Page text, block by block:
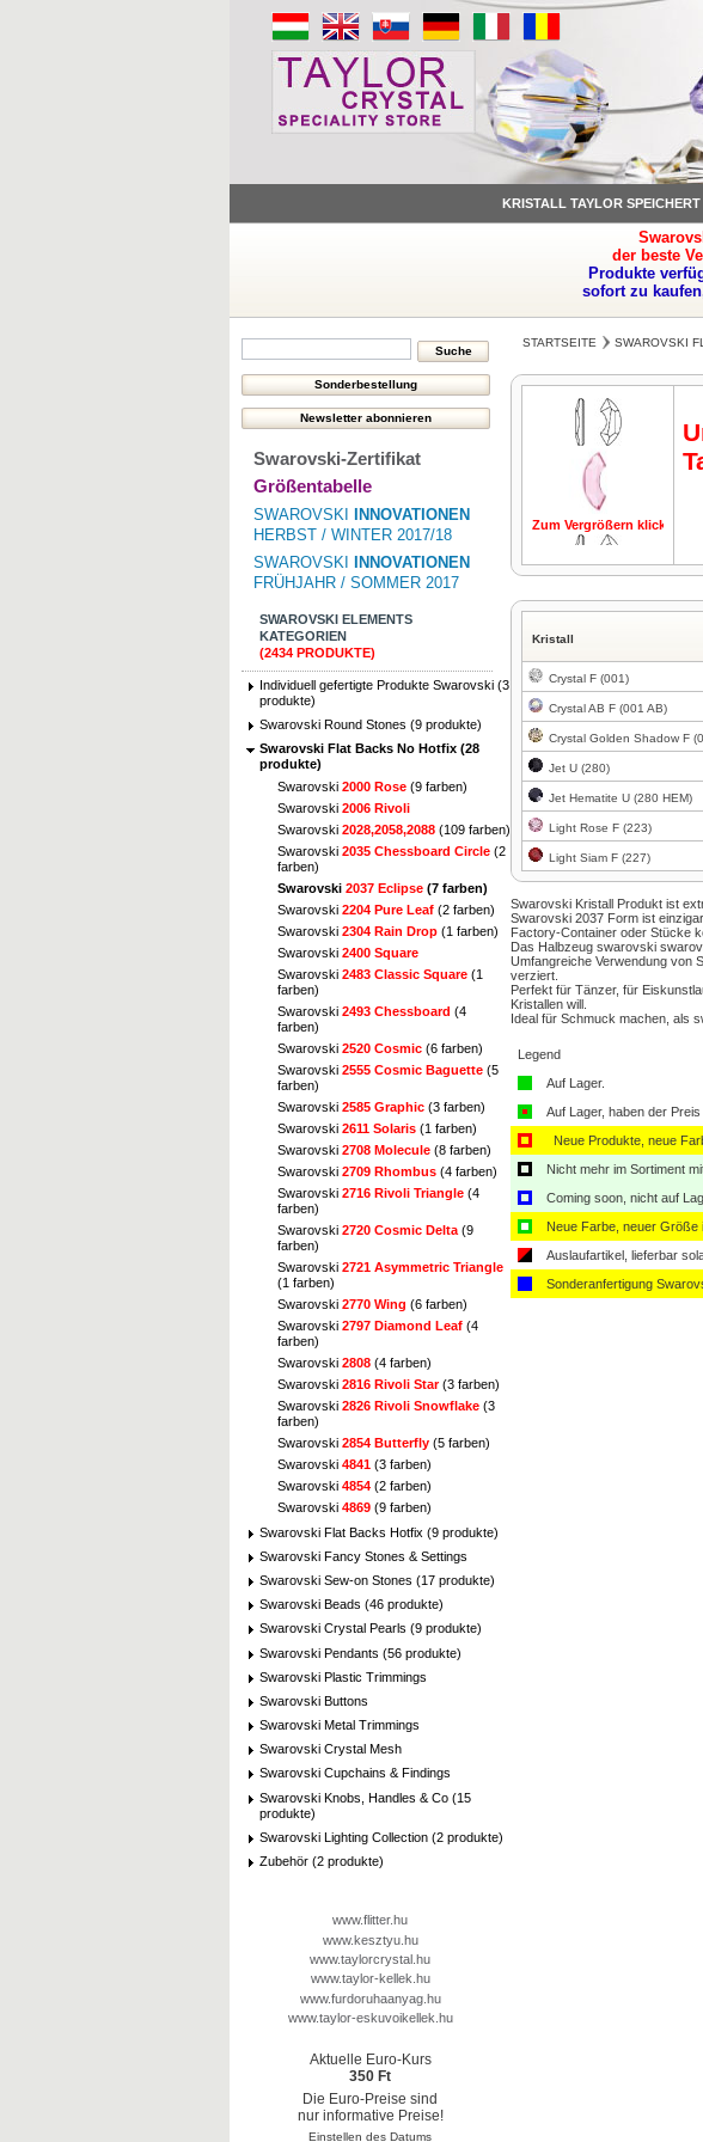
KRISTALL TAYLOR
der beste
Produkte
sofort zu
Swarovski-Zertifikat
Größentabelle
SWAROVSKI
INNOVATIONEN
HERBST / WINTER 2017/18
SWAROVSKI
INNOVATIONEN
FRÜHJAHR / SOMMER 2017
SWAROVSKI ELEMENTS
KATEGORIEN
(2434 PRODUKTE)
Individuell gefertigte Produkte Swarovski (3
produkte)
Swarovski Round Stones (9 produkte)
Swarovski Flat Backs No Hotfix (28
produkte)
Swarovski 2000 Rose (9 farben)
Swarovski 2006 Rivoli
Swarovski 2028,2058,2088 (109 farben)
Swarovski 2035 Chessboard Circle (2
farben)
Swarovski 2037 Eclipse (7 farben)
Swarovski 2204 Pure Leaf (2 farben)
Swarovski 2304 Rain Drop (1 farben)
Swarovski 2400 Square
Swarovski 2483 Classic Square (1
farben)
Swarovski 2493 Chessboard (4
farben)
Swarovski 2520 Cosmic (6 farben)
Swarovski 2555 Cosmic Baguette (5
farben)
Swarovski 2585 Graphic (3 farben)
Swarovski 2611 Solaris (1 farben)
Swarovski 2708 Molecule (8 farben)
Swarovski 2709 Rhombus (4 farben)
Swarovski 2716 Rivoli Triangle (4
farben)
Swarovski 2720 Cosmic Delta (9
farben)
Swarovski 2721 Asymmetric Triangle
(1 farben)
Swarovski 2770 Wing (6 farben)
Swarovski 2797 Diamond Leaf (4
farben)
Swarovski 2808 (4 farben)
Swarovski 2816 Rivoli Star(3 farben)
Swarovski 2826 Rivoli Snowflake (3
farben)
Swarovski 2854 Butterfly (5 farben)
Swarovski 4841 (3 farben)
Swarovski 4854 (2 farben)
Swarovski 4869 (9 farben)
Swarovski Flat Backs Hotfix (9 produkte)
Swarovski Fancy Stones & Settings
Swarovski Sew-on Stones (17 produkte)
Swarovski Beads (46 produkte)
Swarovski Crystal Pearls (9 produkte)
Swarovski Pendants (56 produkte)
Swarovski Plastic Trimmings
Swarovski Buttons
Swarovski Metal Trimmings
Swarovski Crystal Mesh
Swarovski Cupchains & Findings
Swarovski Knobs, Handles & Co (15
produkte)
Swarovski Lighting Collection (2 produkte)
Zubehör (2 produkte)
www.flitter.hu
www.kesztyu.hu
www.taylorcrystal.hu
www.taylor-kellek.hu
www.furdoruhaanyag.hu
www.taylor-eskuvoikellek.hu
Aktuelle Euro-Kurs
350 Ft
Die Euro-Preise sind
nur informative Preise!
Einstellen des Datums
STARTSEITE SWAROVSKI
Zum Vergrößern klicken
Zum Vergrößern klicken
Kristall
Crystal F (001)
Crystal AB F (001 AB)
Crystal Golden Shadow F
Jet U (280)
Jet Hematite U (280 HEM)
Light Rose F (223)
Light Siam F (227)
Swarovski Kristall Produkt ist
Swarovski 2037 Form ist
Factory-Container oder Stücke
Das Halbzeug swarovski
Umfangreiche Verwendung von
verziert.
Perfekt für Tänzer, für
Kristallen will
Ideal für Schmuck machen, als
Legend
Auf Lager.
Auf Lager, haben der
Neue Produkte, neue
Nicht mehr im Sortiment
Coming soon, nicht auf
Neue Farbe, neuer Größe
Auslaufartikel, lieferbar
Sonderanfertigung